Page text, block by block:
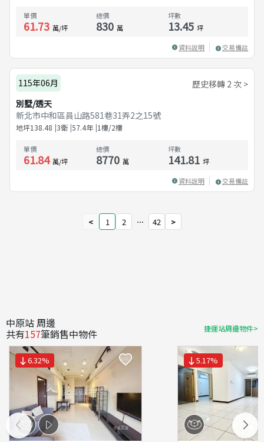
單價
61.73 萬/坪
總價
830 萬
坪數
13.45 坪
資料說明 交易備註
115年06月
歷史移轉 2 次 >
別墅/透天
新北市中和區員山路581巷31弄2之15號
地坪138.48 3衛 57.4年 1樓/2樓
單價
61.84 萬/坪
總價
8770 萬
坪數
141.81 坪
資料說明 交易備註
< 1 2 ⋯ 42 >
中原站 周邊
共有157筆銷售中物件 捷運站周邊物件>
6.32% 5.17%